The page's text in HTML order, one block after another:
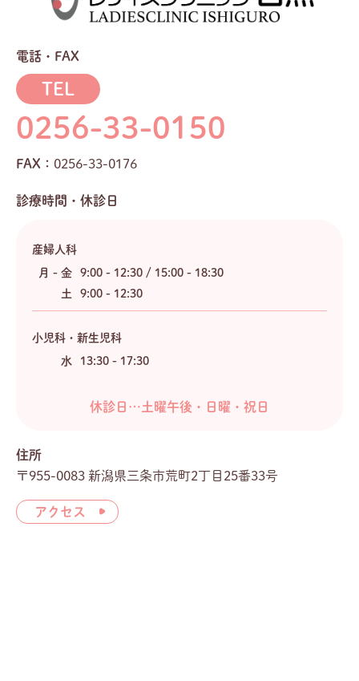
電話・FAX
TEL
0256-33-0150
FAX： 0256-33-0176
診療時間・休診日
産婦人科
月 - 金
9:00 - 12:30 / 15:00 - 18:30
土
9:00 - 12:30
小児科・新生児科
水 13:30 - 17:30
休診日…土曜午後・日曜・祝日
住所
〒955-0083 新潟県三条市荒町2丁目25番33号
アクセス